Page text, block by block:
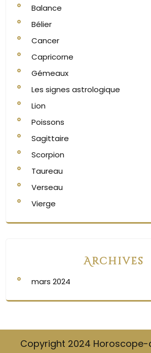
Balance
Bélier
Cancer
Capricorne
Gémeaux
Les signes astrologique
Lion
Poissons
Sagittaire
Scorpion
Taureau
Verseau
Vierge
Archives
mars 2024
Copyright 2024